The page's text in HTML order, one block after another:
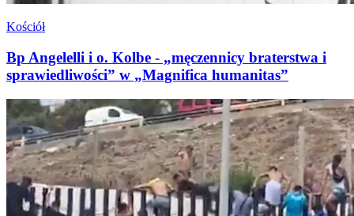
Kościół
Bp Angelelli i o. Kolbe - „męczennicy braterstwa i
sprawiedliwości” w „Magnifica humanitas”